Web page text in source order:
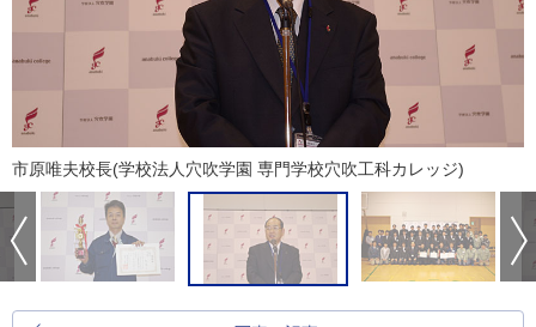
市原唯夫校長(学校法人穴吹学園 専門学校穴吹工科カレッジ)